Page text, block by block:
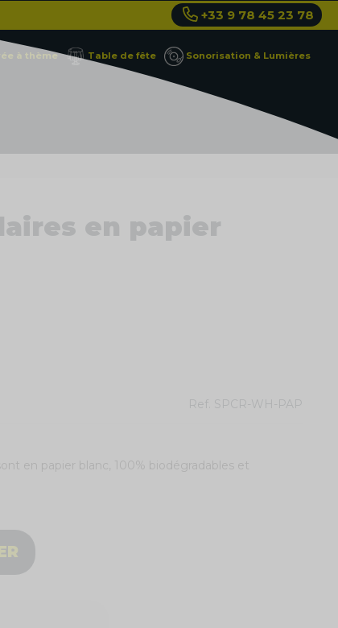
+33 9 78 45 23 78
à thème Table de fête Sonorisation & Lumières
en papier
Ref. SPCR-WH-PAP
en papier blanc, 100% biodégradables et